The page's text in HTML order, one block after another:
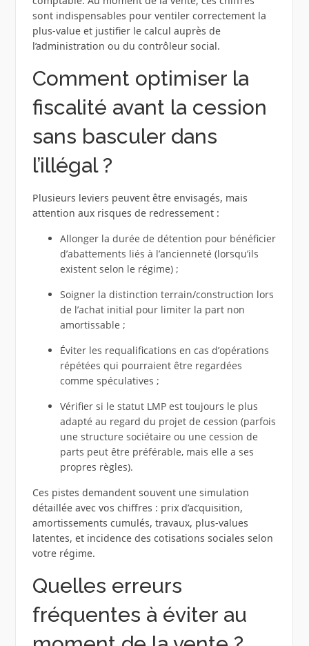
sont indispensables pour ventiler correctement la
plus‑value et justifier le calcul auprès de
l’administration ou du contrôleur social.
Comment optimiser la
fiscalité avant la cession
sans basculer dans
l’illégal ?
Plusieurs leviers peuvent être envisagés, mais
attention aux risques de redressement :
Allonger la durée de détention pour bénéficier
d’abattements liés à l’ancienneté (lorsqu’ils
existent selon le régime) ;
Soigner la distinction terrain/construction lors
de l’achat initial pour limiter la part non
amortissable ;
Éviter les requalifications en cas d’opérations
répétées qui pourraient être regardées
comme spéculatives ;
Vérifier si le statut LMP est toujours le plus
adapté au regard du projet de cession (parfois
une structure sociétaire ou une cession de
parts peut être préférable, mais elle a ses
propres règles).
Ces pistes demandent souvent une simulation
détaillée avec vos chiffres : prix d’acquisition,
amortissements cumulés, travaux, plus‑values
latentes, et incidence des cotisations sociales selon
votre régime.
Quelles erreurs
fréquentes à éviter au